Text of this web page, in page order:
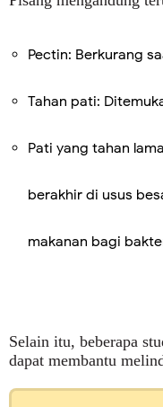
Pectin: Berkurang
Tahan pati:
Pati yang tahan
berakhir di usus
makanan bagi
Selain itu, beberapa
dapat membantu